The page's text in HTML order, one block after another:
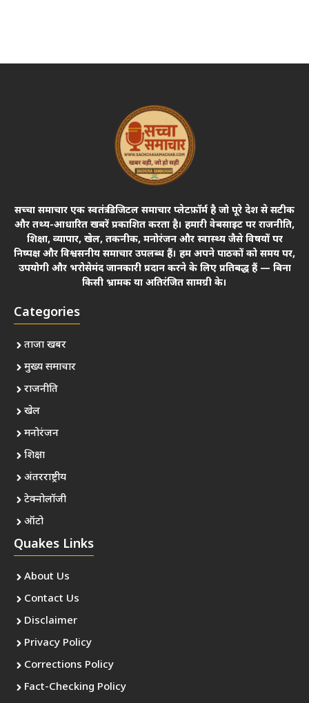
सच्चा समाचार एक स्वतंत्र डिजिटल समाचार प्लेटफ़ॉर्म है जो पूरे देश से सटीक
और तथ्य-आधारित खबरें प्रकाशित करता है। हमारी वेबसाइट पर राजनीति,
शिक्षा, व्यापार, खेल, तकनीक, मनोरंजन और स्वास्थ्य जैसे विषयों पर
निष्पक्ष और विश्वसनीय समाचार उपलब्ध हैं। हम अपने पाठकों को समय पर,
उपयोगी और भरोसेमंद जानकारी प्रदान करने के लिए प्रतिबद्ध हैं — बिना
किसी भ्रामक या अतिरंजित सामग्री के।
Categories
ताजा खबर
मुख्य समाचार
राजनीति
खेल
मनोरंजन
शिक्षा
अंतरराष्ट्रीय
टेक्नोलॉजी
ऑटो
Quakes Links
About Us
Contact Us
Disclaimer
Privacy Policy
Corrections Policy
Fact-Checking Policy